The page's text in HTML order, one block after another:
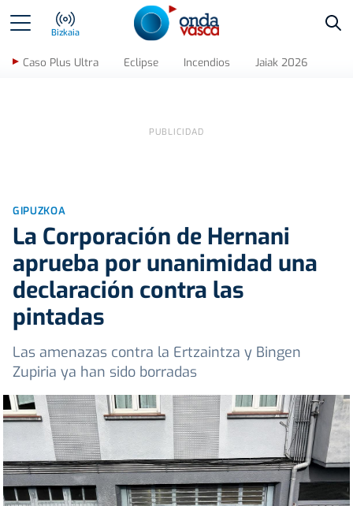
Bizkaia
Caso Plus Ultra Eclipse Incendios Jaiak 2026
GIPUZKOA
La Corporación de Hernani
aprueba por unanimidad una
declaración contra las
pintadas
Las amenazas contra la Ertzaintza y Bingen
Zupiria ya han sido borradas